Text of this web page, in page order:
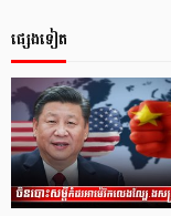
ផ្សេងទៀត